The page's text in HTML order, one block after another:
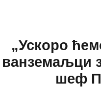
„Ускоро
ванземаљци
шеф